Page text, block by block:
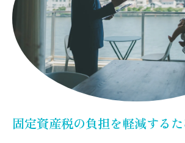
固定資産税の負担を軽減する